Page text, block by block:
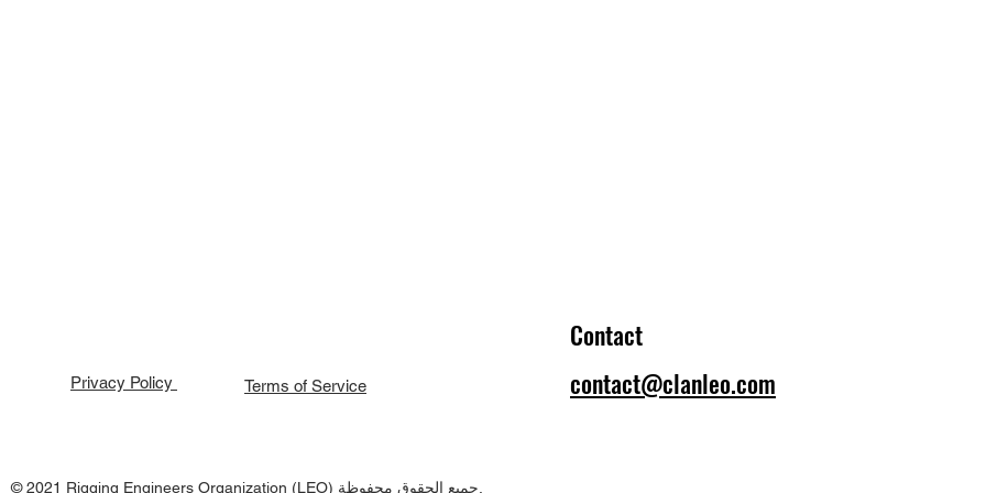
Privacy Policy Terms of Service
Contact
contact@clanleo.com